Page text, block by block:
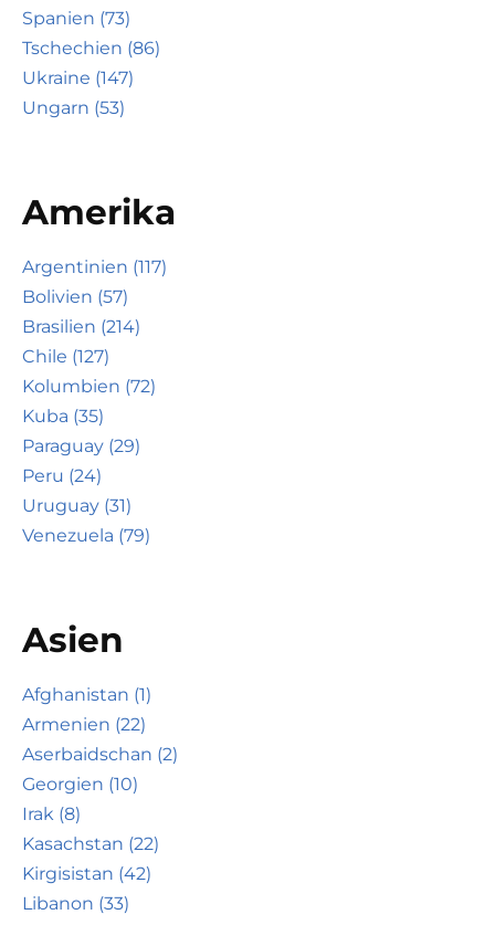
Spanien (73)
Tschechien (86)
Ukraine (147)
Ungarn (53)
Amerika
Argentinien (117)
Bolivien (57)
Brasilien (214)
Chile (127)
Kolumbien (72)
Kuba (35)
Paraguay (29)
Peru (24)
Uruguay (31)
Venezuela (79)
Asien
Afghanistan (1)
Armenien (22)
Aserbaidschan (2)
Georgien (10)
Irak (8)
Kasachstan (22)
Kirgisistan (42)
Libanon (33)